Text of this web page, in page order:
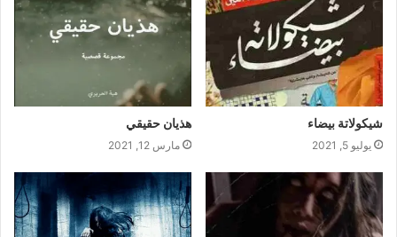
شيكولاتة بيضاء
يوليو 5, 2021
هذيان حقيقي
مارس 12, 2021